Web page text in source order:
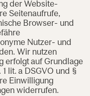
der Website-
Seitenaufrufe,
Browser- und
Nutzer- und
Wir nutzen
erfolgt auf Grundlage
lit. a DSGVO und §
Einwilligung
widerrufen.